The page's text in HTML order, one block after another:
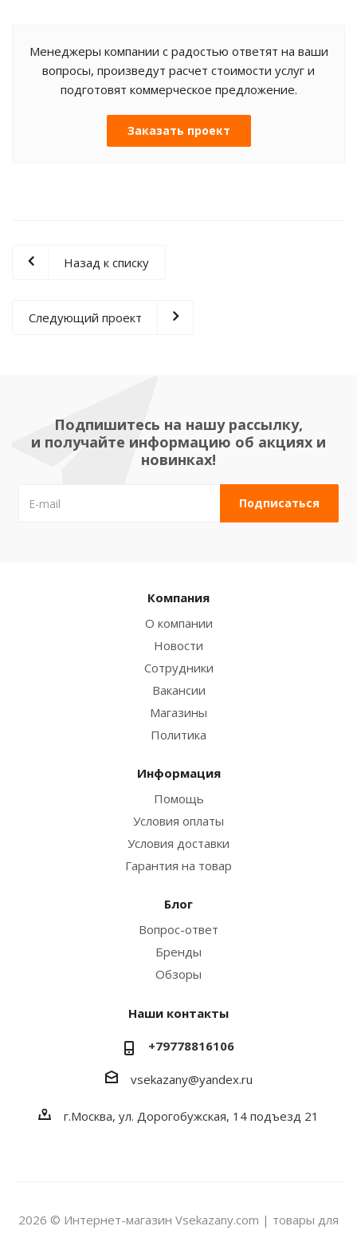
Менеджеры компании с радостью ответят на ваши
вопросы, произведут расчет стоимости услуг и
подготовят коммерческое предложение.
Заказать проект
Назад к списку
Следующий проект
Подпишитесь на нашу рассылку,
и получайте информацию об акциях и
новинках!
Компания
О компании
Новости
Сотрудники
Вакансии
Магазины
Политика
Информация
Помощь
Условия оплаты
Условия доставки
Гарантия на товар
Блог
Вопрос-ответ
Бренды
Обзоры
Наши контакты
+79778816106
vsekazany@yandex.ru
г.Москва, ул. Дорогобужская, 14 подъезд 21
2026 © Интернет-магазин Vsekazany.com | товары для